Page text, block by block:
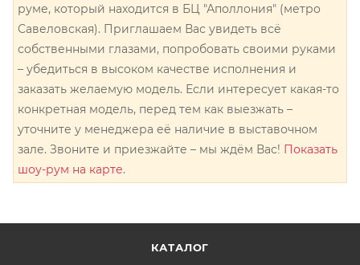
руме, который находится в БЦ "Аполлония" (метро
Савеловская). Приглашаем Вас увидеть всё
собственными глазами, попробовать своими руками
– убедиться в высоком качестве исполнения и
заказать желаемую модель. Если интересует какая-то
конкретная модель, перед тем как выезжать –
уточните у менеджера её наличие в выставочном
зале. Звоните и приезжайте – мы ждём Вас! Показать
шоу-рум на карте.
КАТАЛОГ